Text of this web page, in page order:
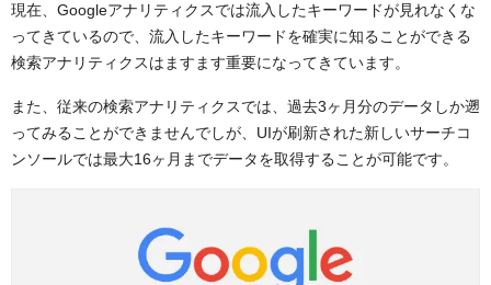
現在、Googleアナリティクスでは流入したキーワードが見れなくな
ってきているので、流入したキーワードを確実に知ることができる
検索アナリティクスはますます重要になってきています。
また、従来の検索アナリティクスでは、過去3ヶ月分のデータしか遡
ってみることができませんでしが、UIが刷新された新しいサーチコ
ンソールでは最大16ヶ月までデータを取得することが可能です。